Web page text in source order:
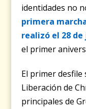
identidades no
primera
realizó el 28 de
el primer
El primer desfile
Liberación de
principales de